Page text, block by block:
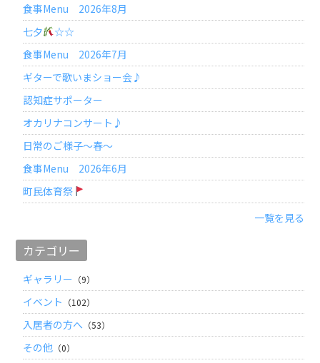
食事Menu 2026年8月
七夕
☆☆
食事Menu 2026年7月
ギターで歌いまショー会♪
認知症サポーター
オカリナコンサート♪
日常のご様子～春～
食事Menu 2026年6月
町民体育祭
一覧を見る
カテゴリー
ギャラリー （9）
イベント （102）
入居者の方へ （53）
その他 （0）